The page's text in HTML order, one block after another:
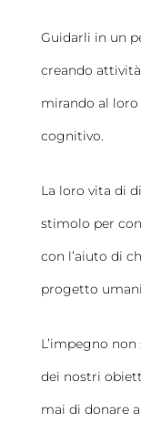
Guidarli in un
creando
mirando al
cognitivo.
La loro vita di
stimolo per
con l’aiuto di
progetto
L’impegno
dei nostri
mai di donare